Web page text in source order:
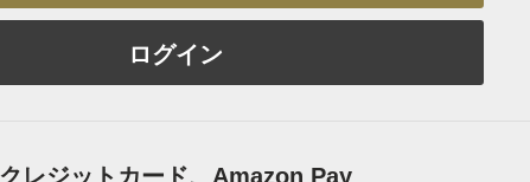
ログイン
クレジットカード、Amazon Pay